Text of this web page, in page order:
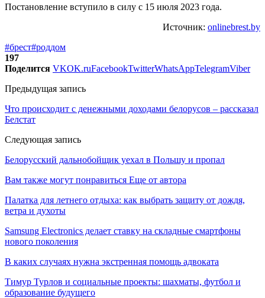
Постановление вступило в силу с 15 июля 2023 года.
Источник: onlinebrest.by
#брест#роддом
197
Поделится VKOK.ruFacebookTwitterWhatsAppTelegramViber
Предыдущая запись
Что происходит с денежными доходами белорусов – рассказал
Белстат
Следующая запись
Белорусский дальнобойщик уехал в Польшу и пропал
Вам также могут понравиться Еще от автора
Палатка для летнего отдыха: как выбрать защиту от дождя,
ветра и духоты
Samsung Electronics делает ставку на складные смартфоны
нового поколения
В каких случаях нужна экстренная помощь адвоката
Тимур Турлов и социальные проекты: шахматы, футбол и
образование будущего